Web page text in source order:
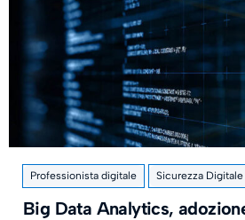
Professionista digitale Sicurezza Digitale
Big Data Analytics,